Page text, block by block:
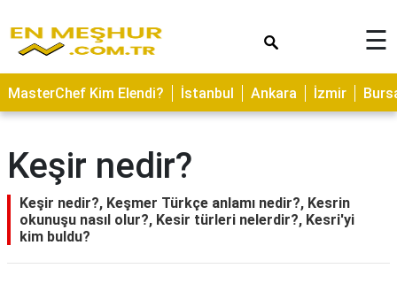
ASTROLOJİ
SAĞLIK
TARİFLERİ
GEZİLECEK
YERLER
☰
MasterChef Kim Elendi? İstanbul Ankara İzmir
Keşir nedir?
Keşir nedir?, Keşmer Türkçe anlamı nedir?, Kesrin
okunuşu nasıl olur?, Kesir türleri nelerdir?, Kesri'yi
kim buldu?